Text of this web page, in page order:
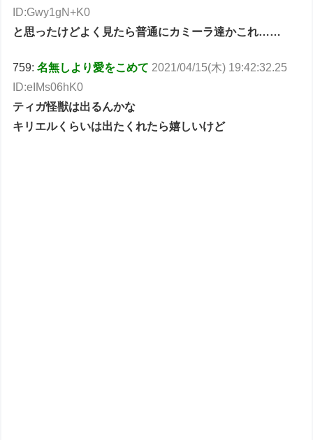
ID:Gwy1gN+K0
と思ったけどよく見たら普通にカミーラ達かこれ……
759:名無しより愛をこめて 2021/04/15(木) 19:42:32.25
ID:eIMs06hK0
ティガ怪獣は出るんかな
キリエルくらいは出たくれたら嬉しいけど